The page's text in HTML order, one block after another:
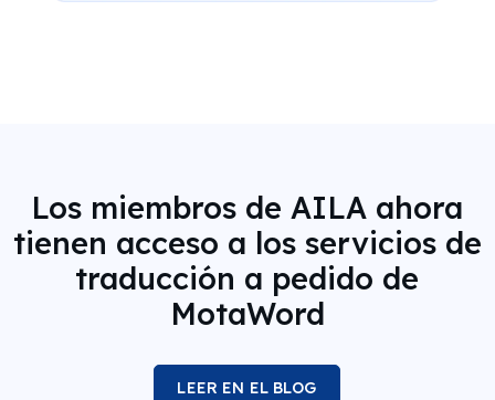
Los miembros de AILA ahora
tienen acceso a los servicios de
traducción a pedido de
MotaWord
LEER EN EL BLOG